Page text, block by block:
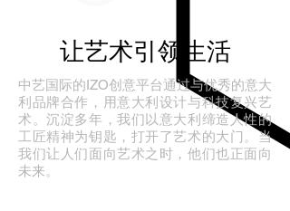
让艺术引领生活
中艺国际的IZO创意平台通过与优秀的意大
利品牌合作，用意大利设计与科技复兴艺
术。沉淀多年，我们以意大利缔造人性的
工匠精神为钥匙，打开了艺术的大门。当
我们让人们面向艺术之时，他们也正面向
未来。